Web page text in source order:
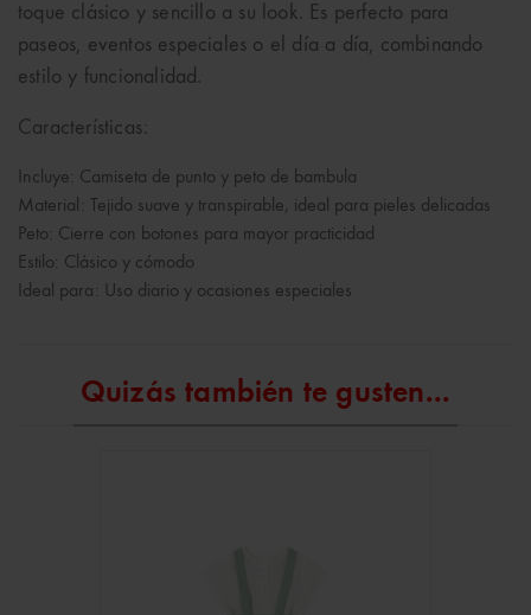
toque clásico y sencillo a su look. Es perfecto para
paseos, eventos especiales o el día a día, combinando
estilo y funcionalidad.
Características:
Incluye: Camiseta de punto y peto de bambula
Material: Tejido suave y transpirable, ideal para pieles delicadas
Peto: Cierre con botones para mayor practicidad
Estilo: Clásico y cómodo
Ideal para: Uso diario y ocasiones especiales
Quizás también te gusten...